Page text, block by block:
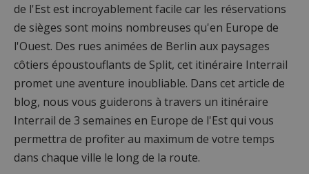
de l'Est est incroyablement facile car les réservations
de sièges sont moins nombreuses qu'en Europe de
l'Ouest. Des rues animées de Berlin aux paysages
côtiers époustouflants de Split, cet itinéraire Interrail
promet une aventure inoubliable. Dans cet article de
blog, nous vous guiderons à travers un itinéraire
Interrail de 3 semaines en Europe de l'Est qui vous
permettra de profiter au maximum de votre temps
dans chaque ville le long de la route.